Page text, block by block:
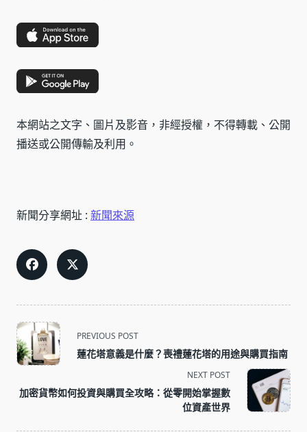
本網站之文字、圖片及影音，非經授權，不得轉載、公開
播送或公開傳輸及利用。
新聞分享網址 : 新聞來源
<span
class="nav-
subtitle
reader-
PREVIOUS POST
蓮花塔意義是什麼？喪禮蓮花塔的用途與購買指南
NEXT POST
加密貨幣如何投資與購買全攻略：從零開始掌握數
位資產世界